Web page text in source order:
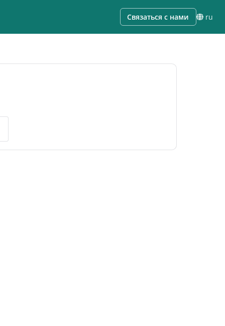
Связаться с нами ru